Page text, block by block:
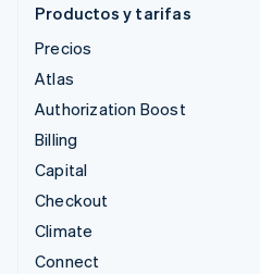
Productos y tarifas
Precios
Atlas
Authorization Boost
Billing
Capital
Checkout
Climate
Connect